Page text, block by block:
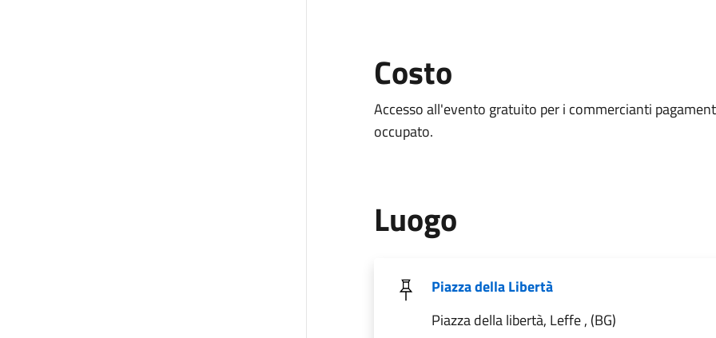
Costo
Accesso all'evento gratuito per i commercianti
occupato.
Luogo
Piazza della Libertà
Piazza della libertà, Leffe , (BG)